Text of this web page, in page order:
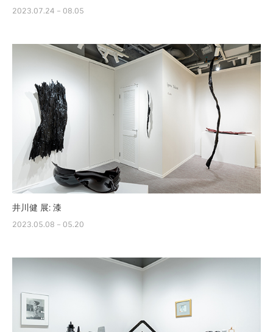
2023.07.24 – 08.05
井川健 展: 漆
2023.05.08 – 05.20